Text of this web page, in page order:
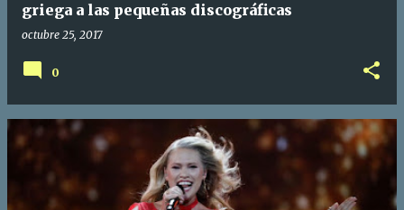
griega a las pequeñas discográficas
octubre 25, 2017
0